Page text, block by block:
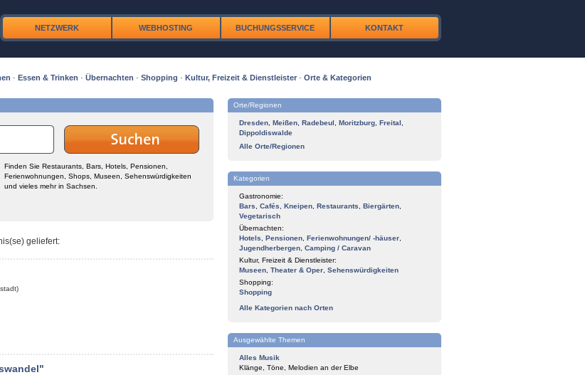
NETZWERK WEBHOSTING BUCHUNGSSERVICE KONTAKT
· Essen & Trinken · Übernachten · Shopping · Kultur, Freizeit & Dienstleister · Orte & Kategorien
Finden Sie Restaurants, Bars, Hotels, Pensionen,
Ferienwohnungen, Shops, Museen, Sehenswürdigkeiten
und vieles mehr in Sachsen.
geliefert:
Orte/Regionen
Dresden Meißen Radebeul Moritzburg Freital
Dippoldiswalde
Alle Orte/Regionen
Kategorien
Gastronomie:
Bars
Cafés Kneipen Restaurants Biergärten
Vegetarisch
Übernachten:
Hotels
Pensionen Ferienwohnungen/ -häuser
Jugendherbergen Camping / Caravan
Kultur, Freizeit & Dienstleister:
Museen Theater & Oper Sehenswürdigkeiten
Shopping:
Shopping
Alle Kategorien nach Orten
Ausgewählte Themen
Alles Musik
Klänge, Töne, Melodien an der Elbe